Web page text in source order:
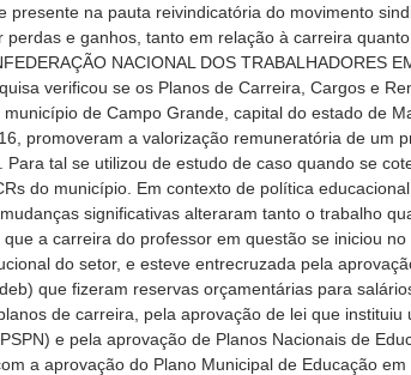
presente na pauta reivindicatória do movimento
perdas e ganhos, tanto em relação à carreira
NACIONAL DOS TRABALHADORES
verificou se os Planos de Carreira, Cargos e
de Campo Grande, capital do estado de
promoveram a valorização remuneratória de um
Para tal se utilizou de estudo de caso quando se
do município. Em contexto de política
significativas alteraram tanto o trabalho
a carreira do professor em questão se iniciou
do setor, e esteve entrecruzada pela
que fizeram reservas orçamentárias para
de carreira, pela aprovação de lei que instituiu
e pela aprovação de Planos Nacionais de
a aprovação do Plano Municipal de Educação